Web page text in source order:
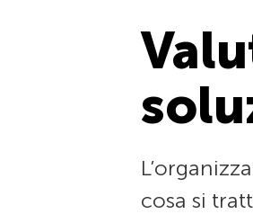
cosa si